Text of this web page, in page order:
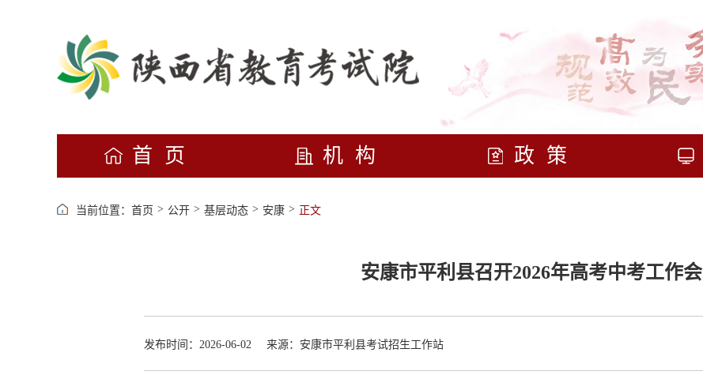
首页 机构 政策
当前位置： 首页 > 公开 > 基层动态 > 安康 > 正文
安康市平利县召开2026年高考中考工作会
发布时间：2026-06-02 来源：安康市平利县考试招生工作站